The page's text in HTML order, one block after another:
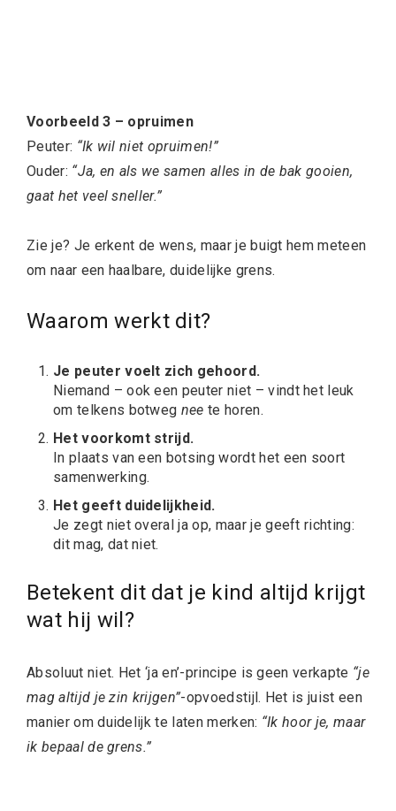
Voorbeeld 3 – opruimen
Peuter: “Ik wil niet opruimen!”
Ouder: “Ja, en als we samen alles in de bak gooien,
gaat het veel sneller.”
Zie je? Je erkent de wens, maar je buigt hem meteen
om naar een haalbare, duidelijke grens.
Waarom werkt dit?
Je peuter voelt zich gehoord.
Niemand – ook een peuter niet – vindt het leuk
om telkens botweg nee te horen.
Het voorkomt strijd.
In plaats van een botsing wordt het een soort
samenwerking.
Het geeft duidelijkheid.
Je zegt niet overal ja op, maar je geeft richting:
dit mag, dat niet.
Betekent dit dat je kind altijd krijgt
wat hij wil?
Absoluut niet. Het ‘ja en’-principe is geen verkapte “je
mag altijd je zin krijgen”-opvoedstijl. Het is juist een
manier om duidelijk te laten merken: “Ik hoor je, maar
ik bepaal de grens.”